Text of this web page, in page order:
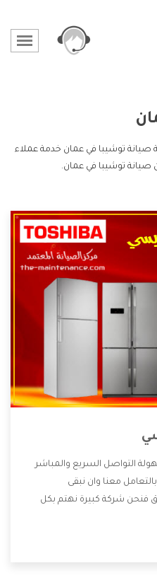
صيانة توشيبا في عمان خدمة عملاء
صيانة توشيبا في عمان.
التواصل السريع والمباشر
معنا وان نبقى
فنحن شركة كبيرة نهتم بكل
التى تكون من أهم